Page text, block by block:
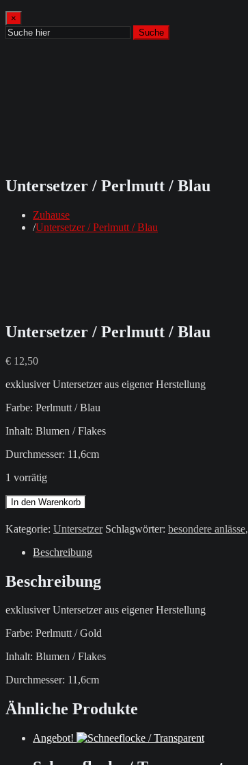
×
Suche
Untersetzer / Perlmutt / Blau
Zuhause
Untersetzer / Perlmutt / Blau
Untersetzer / Perlmutt / Blau
€ 12,50
exklusiver Untersetzer aus eigener Herstellung
Farbe: Perlmutt / Blau
Inhalt: Blumen / Flakes
Durchmesser: 11,6cm
1 vorrätig
Untersetzer
/
Perlmutt
Blau
In den Warenkorb
Kategorie: Untersetzer Schlagwörter: besondere anlässe,
Beschreibung
Beschreibung
exklusiver Untersetzer aus eigener Herstellung
Farbe: Perlmutt / Gold
Inhalt: Blumen / Flakes
Durchmesser: 11,6cm
Ähnliche Produkte
Angebot!